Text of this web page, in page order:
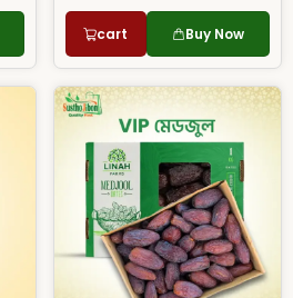
cart Buy Now